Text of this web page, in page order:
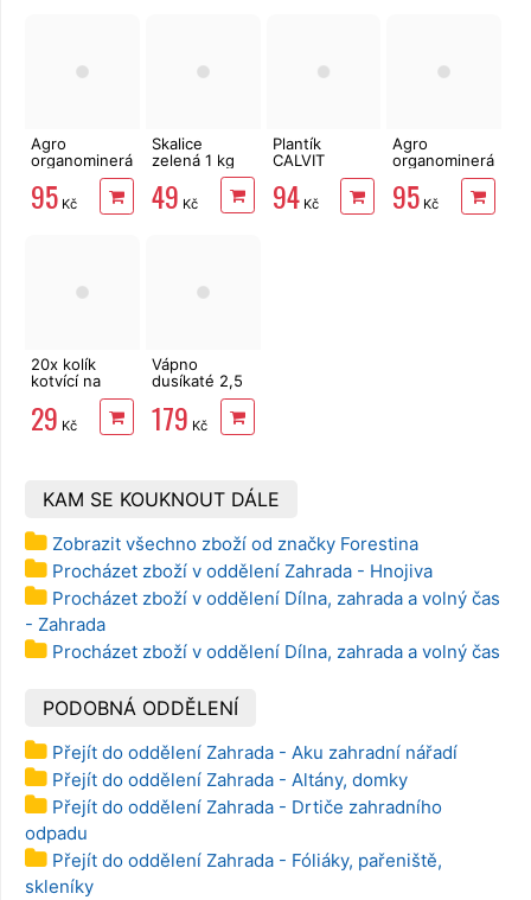
Agro
organominerální
borůvky a
brusinky 1kg
95 Kč
Skalice
zelená 1 kg
49 Kč
Plantík
CALVIT
vápník 0,5 l
94Kč
Agro
organominerální
rajčata a
papriky 1kg
95 Kč
20x kolík
kotvící na
textilie 12 cm
29 Kč
Vápno
dusíkaté 2,5
179 Kč
KAM SE KOUKNOUT DÁLE
Zobrazit všechno zboží od značky Forestina
Procházet zboží v oddělení Zahrada - Hnojiva
Procházet zboží v oddělení Dílna, zahrada a volný čas
- Zahrada
Procházet zboží v oddělení Dílna, zahrada a volný čas
PODOBNÁ ODDĚLENÍ
Přejít do oddělení Zahrada - Aku zahradní nářadí
Přejít do oddělení Zahrada - Altány, domky
Přejít do oddělení Zahrada - Drtiče zahradního
odpadu
Přejít do oddělení Zahrada - Fóliáky, pařeniště,
skleníky